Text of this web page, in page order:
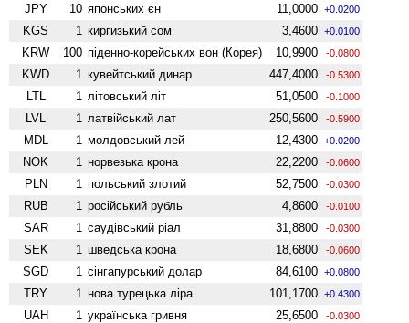
JPY 10 японських єн 11,0000 +0.0200
KGS 1 киргизький сом 3,4600 +0.0100
KRW 100 піденно-корейських вон (Корея) 10,9900 -0.0800
KWD 1 кувейтський динар 447,4000 -0.5300
LTL 1 літовський літ 51,0500 -0.1000
LVL 1 латвійський лат 250,5600 -0.5900
MDL 1 молдовський лей 12,4300 +0.0200
NOK 1 норвезька крона 22,2200 -0.0600
PLN 1 польський злотий 52,7500 -0.0300
RUB 1 російський рубль 4,8600 -0.0100
SAR 1 саудівський ріал 31,8800 -0.0300
SEK 1 шведська крона 18,6800 -0.0600
SGD 1 сінгапурський долар 84,6100 +0.0800
TRY 1 нова турецька ліра 101,1700 +0.4300
UAH 1 українська гривня 25,6500 -0.0300